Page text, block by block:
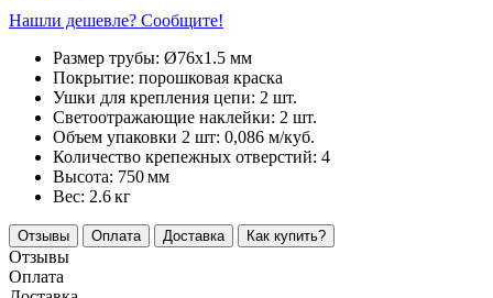
Нашли дешевле? Сообщите!
Размер трубы: Ø76х1.5 мм
Покрытие: порошковая краска
Ушки для крепления цепи: 2 шт.
Светоотражающие наклейки: 2 шт.
Объем упаковки 2 шт: 0,086 м/куб.
Количество крепежных отверстий: 4
Высота: 750мм
Вес: 2.6кг
Отзывы Оплата Доставка Как купить?
Отзывы
Оплата